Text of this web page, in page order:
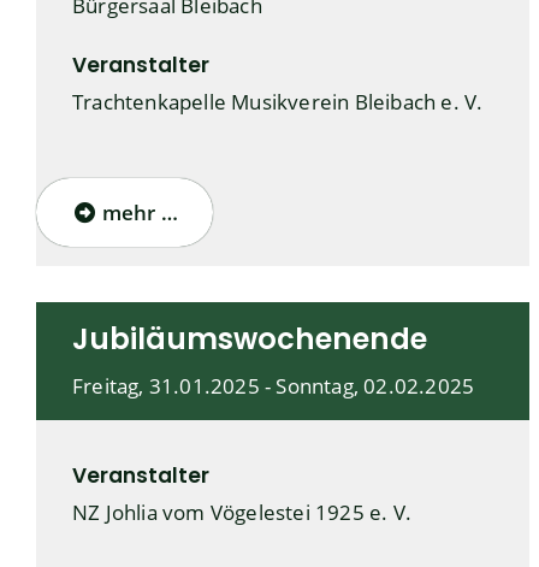
Veranstalter
Trachtenkapelle Musikverein Bleibach e. V.
mehr …
Jubiläumswochenende
Freitag, 31.01.2025 - Sonntag, 02.02.2025
Veranstalter
NZ Johlia vom Vögelestei 1925 e. V.